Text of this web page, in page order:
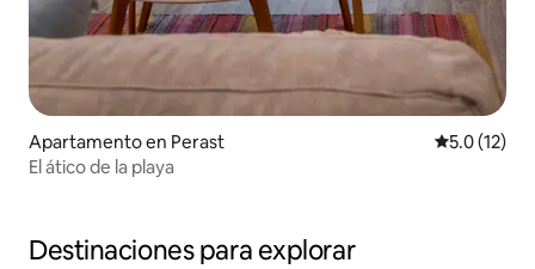
Apartamento en Perast Calificación
5.0 (12)
El ático de la playa
Destinaciones para explorar